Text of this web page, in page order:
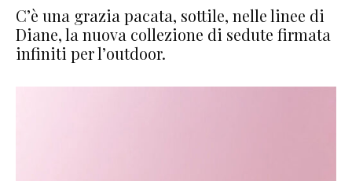
C’è una grazia pacata, sottile, nelle linee di
Diane, la nuova collezione di sedute firmata
infiniti per l’outdoor.